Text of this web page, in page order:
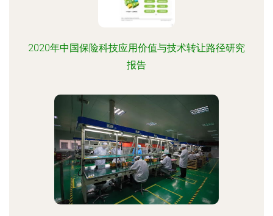
2020年中国保险科技应用价值与技术转让路径研究
报告